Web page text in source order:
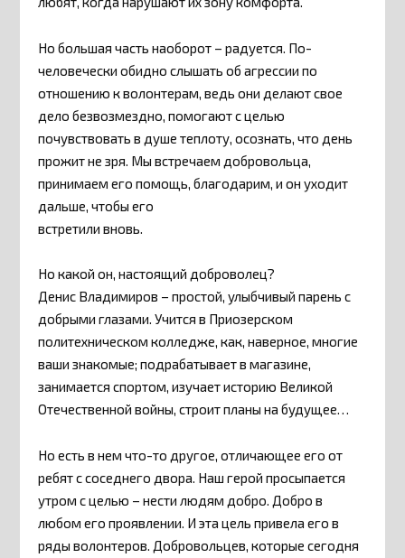
Но большая часть наоборот – радуется. По-
человечески обидно слышать об агрессии по
отношению к волонтерам, ведь они делают свое
дело безвозмездно, помогают с целью
почувствовать в душе теплоту, осознать, что день
прожит не зря. Мы встречаем добровольца,
принимаем его помощь, благодарим, и он уходит
дальше, чтобы его
встретили вновь.
Но какой он, настоящий доброволец?
Денис Владимиров – простой, улыбчивый парень с
добрыми глазами. Учится в Приозерском
политехническом колледже, как, наверное, многие
ваши знакомые; подрабатывает в магазине,
занимается спортом, изучает историю Великой
Отечественной войны, строит планы на будущее…
Но есть в нем что-то другое, отличающее его от
ребят с соседнего двора. Наш герой просыпается
утром с целью – нести людям добро. Добро в
любом его проявлении. И эта цель привела его в
ряды волонтеров. Добровольцев, которые сегодня